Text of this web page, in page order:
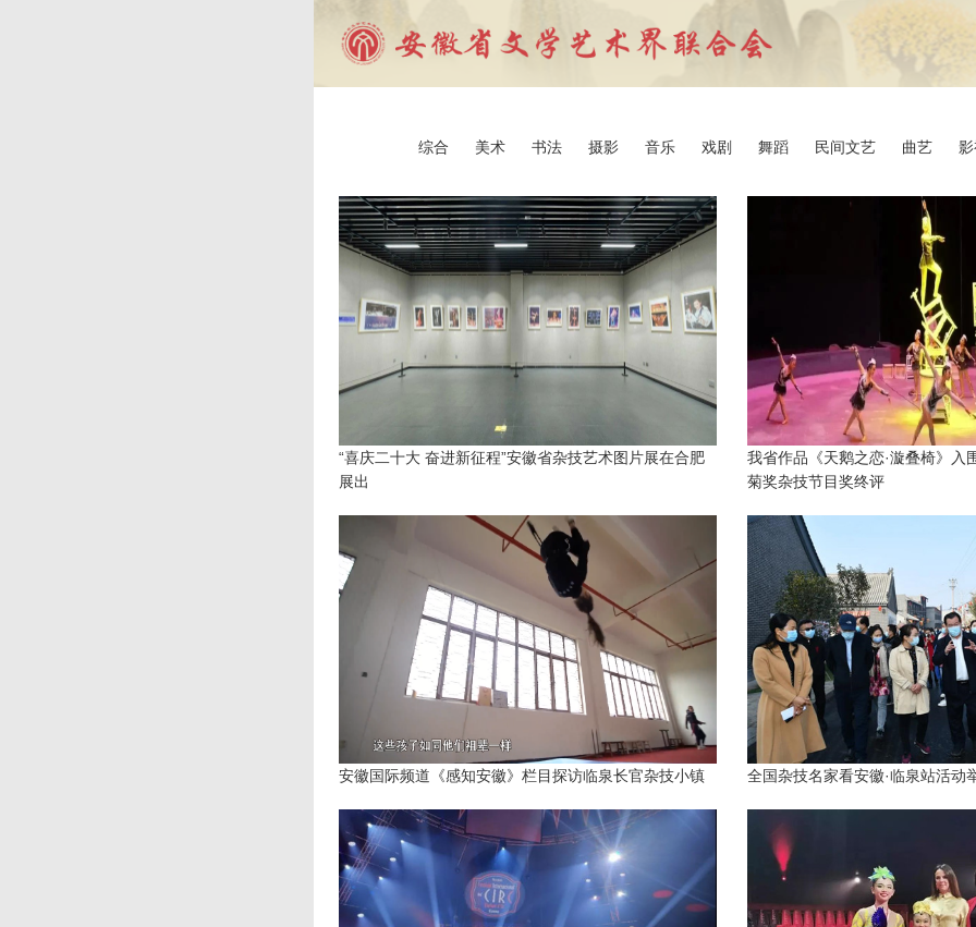
综合 美术 书法 摄影 音乐 戏剧 舞蹈 民间文艺 曲艺
“喜庆二十大 奋进新征程”安徽省杂技艺术图片展在合肥
展出
我省作品《天鹅之恋·漩叠椅》入
菊奖杂技节目奖终评
安徽国际频道《感知安徽》栏目探访临泉长官杂技小镇 全国杂技名家看安徽·临泉站活动